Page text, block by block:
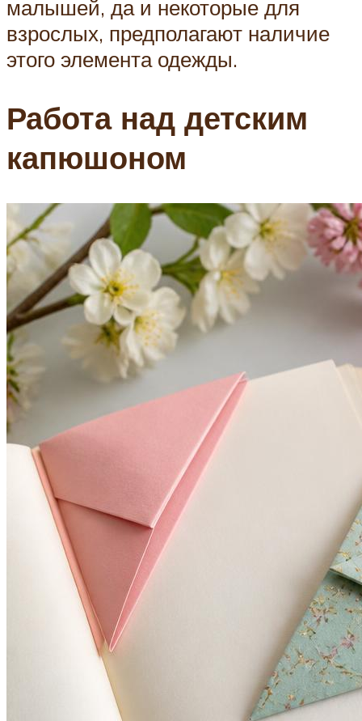
малышей, да и некоторые для
взрослых, предполагают наличие
этого элемента одежды.
Работа над детским
капюшоном